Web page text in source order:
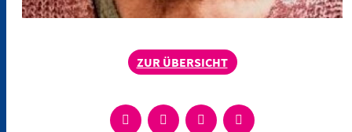
ZUR ÜBERSICHT